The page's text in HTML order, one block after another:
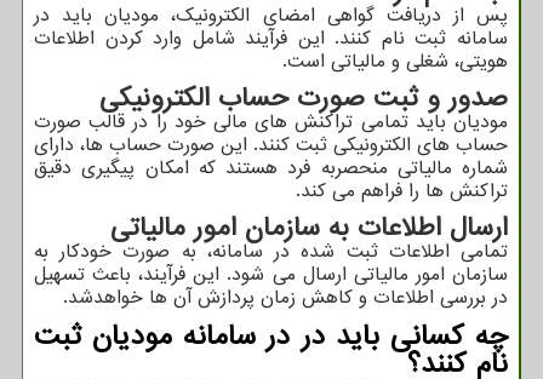
پس از دریافت گواهی امضای الکترونیک، مودیان باید در
سامانه ثبت ‌نام کنند. این فرآیند شامل وارد کردن اطلاعات
هویتی، شغلی و مالیاتی است.
صدور و ثبت صورت حساب الکترونیکی
مودیان باید تمامی تراکنش ‌های مالی خود را در قالب صورت‌
حساب‌ های الکترونیکی ثبت کنند. این صورت ‌حساب ‌ها، دارای
شماره مالیاتی منحصربه‌ فرد هستند که امکان پیگیری دقیق
تراکنش ‌ها را فراهم می ‌کند.
ارسال اطلاعات به سازمان امور مالیاتی
تمامی اطلاعات ثبت‌ شده در سامانه، به صورت خودکار به
سازمان امور مالیاتی ارسال می ‌شود. این فرآیند، باعث تسهیل
در بررسی اطلاعات و کاهش زمان پردازش آن ‌ها خواهدشد.
چه کسانی باید در در سامانه مودیان ثبت
‌نام کنند؟